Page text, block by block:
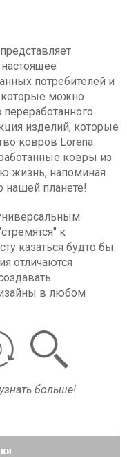
потребителей и
можно
изделий, которые
ковров Lorena
ковры из
жизнь, напоминая
нашей планете!
к
казаться будто бы
отличаются
в любом
больше!